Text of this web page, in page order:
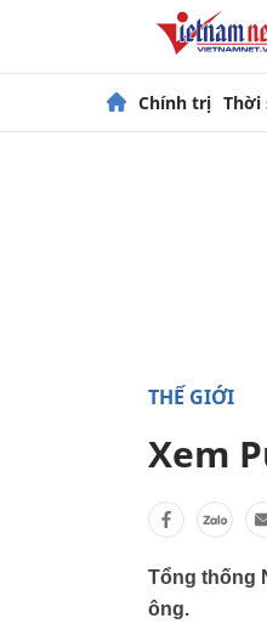
Chính trị Thời
THẾ GIỚI
Xem
Tổng thống
ông.